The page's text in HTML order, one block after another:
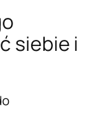
siebie i